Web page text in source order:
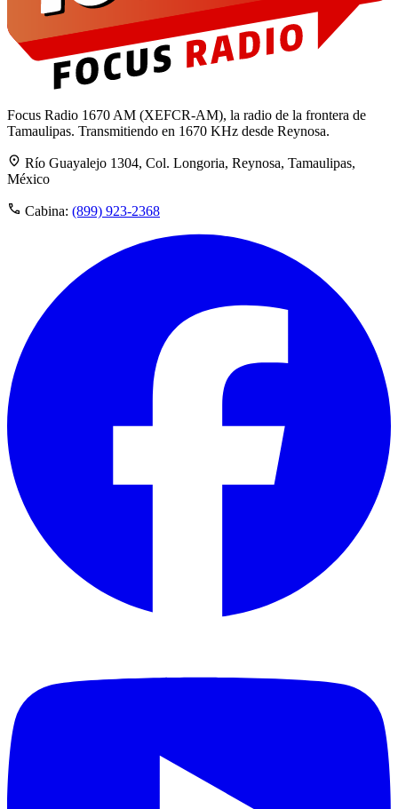
Focus Radio 1670 AM (XEFCR-AM), la radio de la frontera de
Tamaulipas. Transmitiendo en 1670 KHz desde Reynosa.
Río Guayalejo 1304, Col. Longoria, Reynosa, Tamaulipas,
México
Cabina: (899) 923-2368